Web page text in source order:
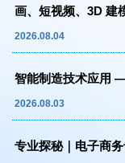
画、短视频、3D 建
2026.08.04
智能制造技术应用
2026.08.03
专业探秘｜电子商